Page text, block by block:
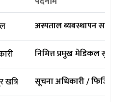
अस्पताल ब्यबस्थापन समिति
निमित्त प्रमुख मेडिकल
खत्रि सूचना अधिकारी /